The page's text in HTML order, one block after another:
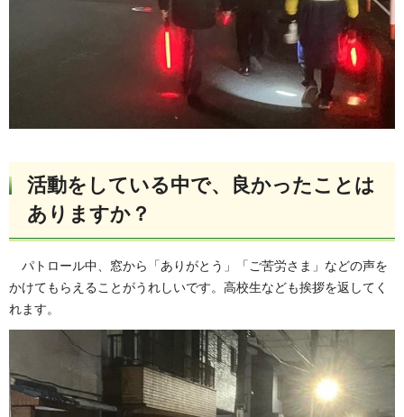
活動をしている中で、良かったことは
ありますか？
パトロール中、窓から「ありがとう」「ご苦労さま」などの声を
かけてもらえることがうれしいです。高校生なども挨拶を返してく
れます。